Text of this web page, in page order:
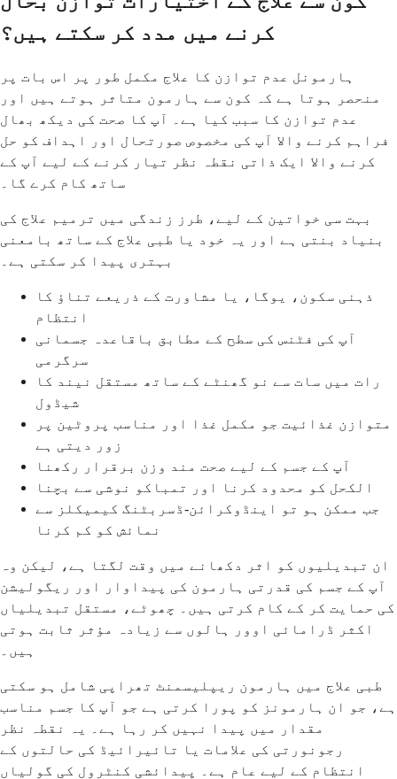
کرنے میں مدد کر سکتے ہیں؟
ہارمونل عدم توازن کا علاج مکمل طور پر اس بات پر
منحصر ہوتا ہے کہ کون سے ہارمون متاثر ہوتے ہیں اور
عدم توازن کا سبب کیا ہے۔ آپ کا صحت کی دیکھ بھال
فراہم کرنے والا آپ کی مخصوص صورتحال اور اہداف کو حل
کرنے والا ایک ذاتی نقطہ نظر تیار کرنے کے لیے آپ کے
ساتھ کام کرے گا۔
بہت سی خواتین کے لیے، طرز زندگی میں ترمیم علاج کی
بنیاد بنتی ہے اور یہ خود یا طبی علاج کے ساتھ بامعنی
بہتری پیدا کر سکتی ہے۔
ذہنی سکون، یوگا، یا مشاورت کے ذریعے تناؤ کا
انتظام
آپ کی فٹنس کی سطح کے مطابق باقاعدہ جسمانی
سرگرمی
رات میں سات سے نو گھنٹے کے ساتھ مستقل نیند کا
شیڈول
متوازن غذائیت جو مکمل غذا اور مناسب پروٹین پر
زور دیتی ہے
آپ کے جسم کے لیے صحت مند وزن برقرار رکھنا
الکحل کو محدود کرنا اور تمباکو نوشی سے بچنا
جب ممکن ہو تو اینڈوکرائن-ڈسربٹنگ کیمیکلز سے
نمائش کو کم کرنا
ان تبدیلیوں کو اثر دکھانے میں وقت لگتا ہے، لیکن وہ
آپ کے جسم کی قدرتی ہارمون کی پیداوار اور ریگولیشن
کی حمایت کر کے کام کرتی ہیں۔ چھوٹے، مستقل تبدیلیاں
اکثر ڈرامائی اوور ہالوں سے زیادہ مؤثر ثابت ہوتی
ہیں۔
طبی علاج میں ہارمون ریپلیسمنٹ تھراپی شامل ہو سکتی
ہے، جو ان ہارمونز کو پورا کرتی ہے جو آپ کا جسم مناسب
مقدار میں پیدا نہیں کر رہا ہے۔ یہ نقطہ نظر
رجونورتی کی علامات یا تائیرائیڈ کی حالتوں کے
انتظام کے لیے عام ہے۔ پیدائشی کنٹرول کی گولیاں